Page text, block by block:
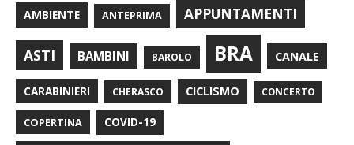
AMBIENTE ANTEPRIMA APPUNTAMENTI
ASTI BAMBINI BAROLO BRA CANALE
CARABINIERI CHERASCO CICLISMO CONCERTO
COPERTINA COVID-19